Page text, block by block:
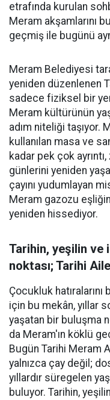
etrafında kurulan
Meram akşamlarını
geçmiş ile bugünü
Meram Belediyesi
yeniden düzenlenen
sadece fiziksel bir
Meram kültürünün
adım niteliği taşıyor.
kullanılan masa ve
kadar pek çok
günlerini yeniden
çayını yudumlayan
Meram gazozu
yeniden hissediyor.
Tarihin, yeşilin
noktası; Tarihi
Çocukluk
için bu mekân, yıllar
yaşatan bir buluşma
da Meram'ın köklü
Bugün Tarihi Meram
yalnızca çay değil;
yıllardır süregelen
buluyor. Tarihin,